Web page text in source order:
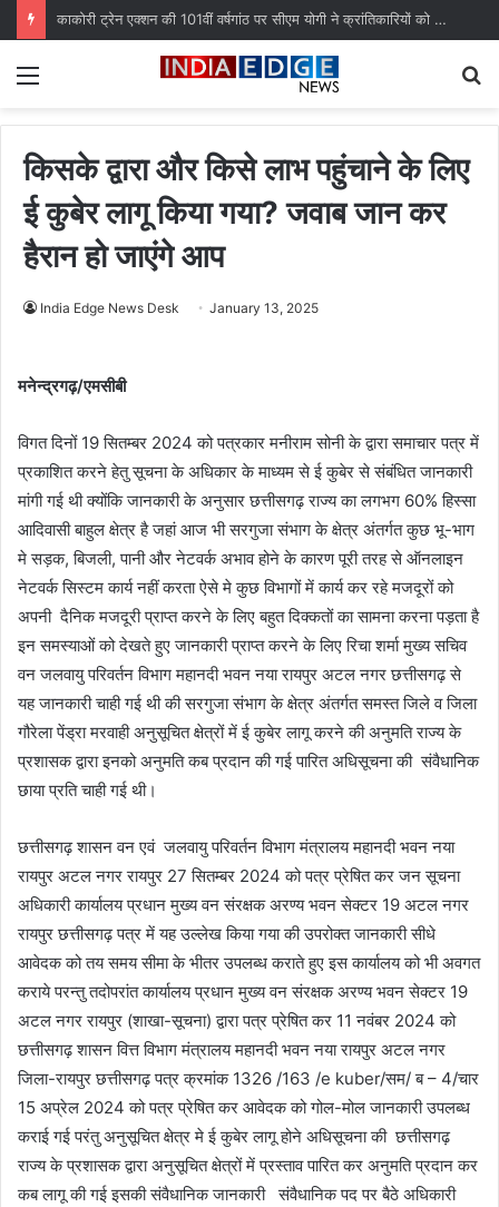
काकोरी ट्रेन एक्शन की 101वीं वर्षगांठ पर सीएम योगी ने क्रांतिकारियों को किया नमन
Menu
किसके द्वारा और किसे लाभ पहुंचाने के लिए
ई कुबेर लागू किया गया? जवाब जान कर
हैरान हो जाएंगे आप
India Edge News Desk January 13, 2025
मनेन्द्रगढ़/एमसीबी
विगत दिनों 19 सितम्बर 2024 को पत्रकार मनीराम सोनी के द्वारा समाचार पत्र में
प्रकाशित करने हेतु सूचना के अधिकार के माध्यम से ई कुबेर से संबंधित जानकारी
मांगी गई थी क्योंकि जानकारी के अनुसार छत्तीसगढ़ राज्य का लगभग 60% हिस्सा
आदिवासी बाहुल क्षेत्र है जहां आज भी सरगुजा संभाग के क्षेत्र अंतर्गत कुछ भू-भाग
मे सड़क, बिजली, पानी और नेटवर्क अभाव होने के कारण पूरी तरह से ऑनलाइन
नेटवर्क सिस्टम कार्य नहीं करता ऐसे मे कुछ विभागों में कार्य कर रहे मजदूरों को
अपनी दैनिक मजदूरी प्राप्त करने के लिए बहुत दिक्कतों का सामना करना पड़ता है
इन समस्याओं को देखते हुए जानकारी प्राप्त करने के लिए रिचा शर्मा मुख्य सचिव
वन जलवायु परिवर्तन विभाग महानदी भवन नया रायपुर अटल नगर छत्तीसगढ़ से
यह जानकारी चाही गई थी की सरगुजा संभाग के क्षेत्र अंतर्गत समस्त जिले व जिला
गौरेला पेंड्रा मरवाही अनुसूचित क्षेत्रों में ई कुबेर लागू करने की अनुमति राज्य के
प्रशासक द्वारा इनको अनुमति कब प्रदान की गई पारित अधिसूचना की संवैधानिक
छाया प्रति चाही गई थी।
छत्तीसगढ़ शासन वन एवं जलवायु परिवर्तन विभाग मंत्रालय महानदी भवन नया
रायपुर अटल नगर रायपुर 27 सितम्बर 2024 को पत्र प्रेषित कर जन सूचना
अधिकारी कार्यालय प्रधान मुख्य वन संरक्षक अरण्य भवन सेक्टर 19 अटल नगर
रायपुर छत्तीसगढ़ पत्र में यह उल्लेख किया गया की उपरोक्त जानकारी सीधे
आवेदक को तय समय सीमा के भीतर उपलब्ध कराते हुए इस कार्यालय को भी अवगत
कराये परन्तु तदोपरांत कार्यालय प्रधान मुख्य वन संरक्षक अरण्य भवन सेक्टर 19
अटल नगर रायपुर (शाखा-सूचना) द्वारा पत्र प्रेषित कर 11 नवंबर 2024 को
छत्तीसगढ़ शासन वित्त विभाग मंत्रालय महानदी भवन नया रायपुर अटल नगर
जिला-रायपुर छत्तीसगढ़ पत्र क्रमांक 1326 /163 /e kuber/सम/ ब – 4/चार
15 अप्रेल 2024 को पत्र प्रेषित कर आवेदक को गोल-मोल जानकारी उपलब्ध
कराई गई परंतु अनुसूचित क्षेत्र मे ई कुबेर लागू होने अधिसूचना की छत्तीसगढ़
राज्य के प्रशासक द्वारा अनुसूचित क्षेत्रों में प्रस्ताव पारित कर अनुमति प्रदान कर
कब लागू की गई इसकी संवैधानिक जानकारी संवैधानिक पद पर बैठे अधिकारी